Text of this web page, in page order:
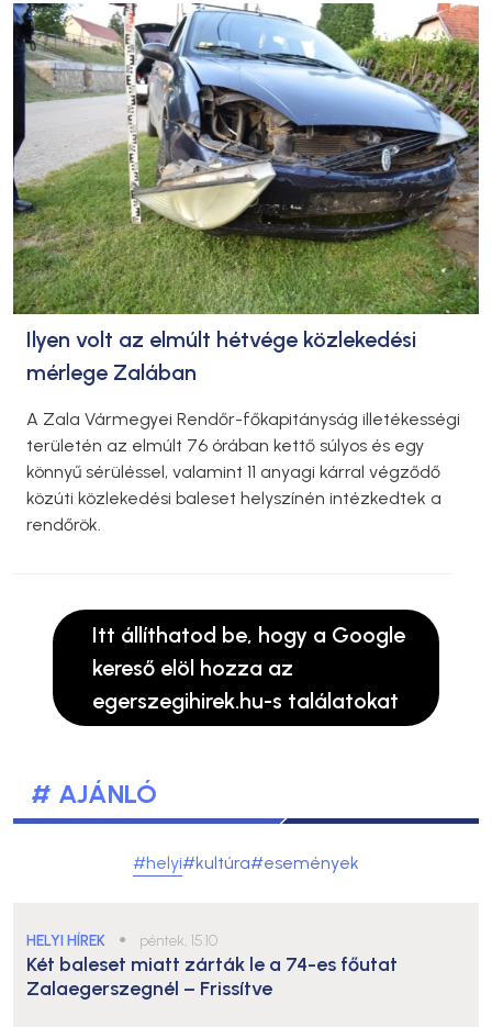
Ilyen volt az elmúlt hétvége közlekedési
mérlege Zalában
A Zala Vármegyei Rendőr-főkapitányság illetékességi
területén az elmúlt 76 órában kettő súlyos és egy
könnyű sérüléssel, valamint 11 anyagi kárral végződő
közúti közlekedési baleset helyszínén intézkedtek a
rendőrök.
Itt állíthatod be, hogy a Google
kereső elöl hozza az
egerszegihirek.hu-s találatokat
# AJÁNLÓ
#helyi#kultúra#események
HELYI HÍREK ● péntek, 15:10
Két baleset miatt zárták le a 74-es főutat
Zalaegerszegnél – Frissítve